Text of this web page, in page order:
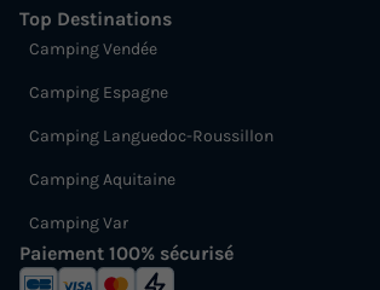
Top Destinations
Camping Vendée
Camping Espagne
Camping Languedoc-Roussillon
Camping Aquitaine
Camping Var
Paiement 100% sécurisé